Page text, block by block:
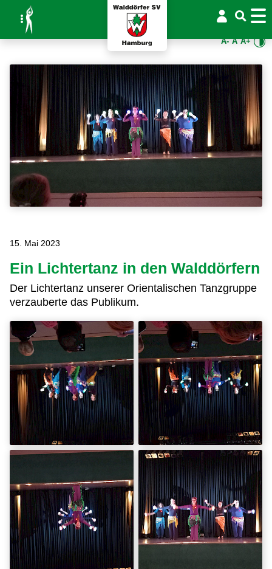
A- A A+
15. Mai 2023
Ein Lichtertanz in den Walddörfern
Der Lichtertanz unserer Orientalischen Tanzgruppe
verzauberte das Publikum.